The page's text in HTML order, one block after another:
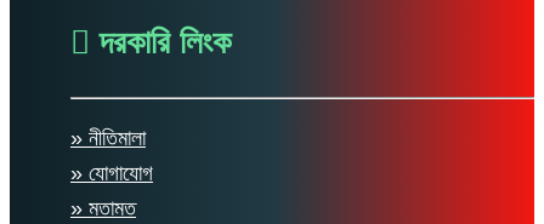
দরকারি লিংক
» নীতিমালা
» যোগাযোগ
» মতামত